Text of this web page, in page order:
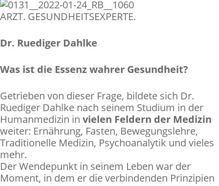
ARZT. GESUNDHEITSEXPERTE.
Dr. Ruediger Dahlke
Was ist die Essenz wahrer Gesundheit?
Getrieben von dieser Frage, bildete sich Dr.
Ruediger Dahlke nach seinem Studium in der
Humanmedizin in vielen Feldern der Medizin
weiter: Ernährung, Fasten, Bewegungslehre,
Traditionelle Medizin, Psychoanalytik und vieles
mehr.
Der Wendepunkt in seinem Leben war der
Moment, in dem er die verbindenden Prinzipien